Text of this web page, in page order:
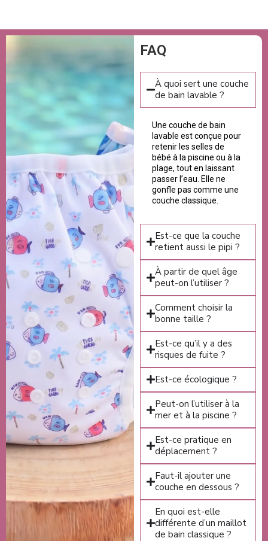
FAQ
À quoi sert une couche
de bain lavable ?
Une couche de bain
lavable est conçue pour
retenir les selles de
bébé à la piscine ou à la
plage, tout en laissant
passer l’eau. Elle ne
gonfle pas comme une
couche classique.
Est-ce que la couche
retient aussi le pipi ?
À partir de quel âge
peut-on l’utiliser ?
Comment choisir la
bonne taille ?
Est-ce qu’il y a des
risques de fuite ?
Est-ce écologique ?
Peut-on l’utiliser à la
mer et à la piscine ?
Est-ce pratique en
déplacement ?
Faut-il ajouter une
couche en dessous ?
En quoi est-elle
différente d’un maillot
de bain classique ?